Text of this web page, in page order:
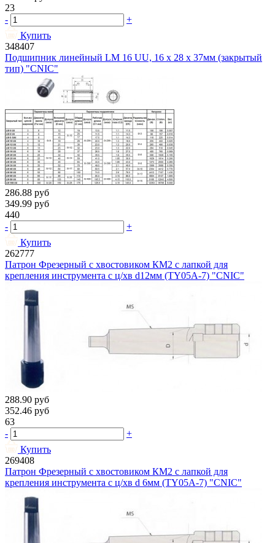
23
-
+
Купить
348407
Подшипник линейный LM 16 UU, 16 х 28 х 37мм (закрытый
тип) "CNIC"
286.88 руб
349.99 руб
440
-
+
Купить
262777
Патрон Фрезерный с хвостовиком КМ2 с лапкой для
крепления инструмента с ц/хв d12мм (TY05A-7) "CNIC"
288.90 руб
352.46 руб
63
-
+
Купить
269408
Патрон Фрезерный с хвостовиком КМ2 с лапкой для
крепления инструмента с ц/хв d 6мм (TY05A-7) "CNIC"